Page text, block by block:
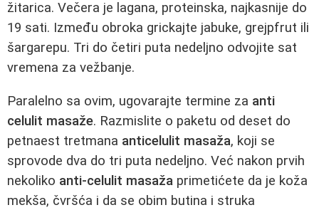
žitarica. Večera je lagana, proteinska, najkasnije do
19 sati. Između obroka grickajte jabuke, grejpfrut ili
šargarepu. Tri do četiri puta nedeljno odvojite sat
vremena za vežbanje.
Paralelno sa ovim, ugovarajte termine za anti
celulit masaže. Razmislite o paketu od deset do
petnaest tretmana anticelulit masaža, koji se
sprovode dva do tri puta nedeljno. Već nakon prvih
nekoliko anti-celulit masaža primetićete da je koža
mekša, čvršća i da se obim butina i struka